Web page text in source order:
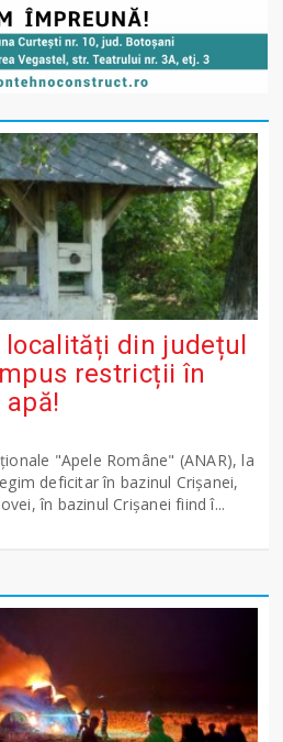
localități din județul
restricții în
"Apele Române" (ANAR), la
deficitar în bazinul Crişanei,
în bazinul Crişanei fiind î...